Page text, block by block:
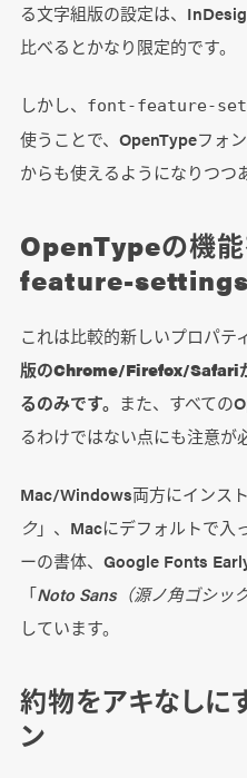
る文字組版の設定は、
比べるとかなり限定的です。
しかし、 font-feature-
使うことで、OpenTypeフォ
からも使えるようになりつつ
OpenTypeの機
feature-settings
これは比較的新しいプロパテ
版のChrome/Firefox/Safari
るのみです。 また、すべての
るわけではない点にも注意が
Mac/Windows両方にインス
ク」、Macにデフォルトで入
ーの書体、Google Fonts
「Noto Sans（源ノ角ゴシック
しています。
約物をアキなしに
ン